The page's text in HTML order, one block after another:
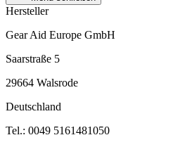
Hersteller
Gear Aid Europe GmbH
Saarstraße 5
29664 Walsrode
Deutschland
Tel.: 0049 5161481050